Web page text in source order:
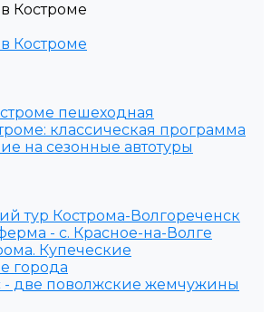
Костроме
Костроме
пешеходная
классическая программа
на сезонные автотуры
тур Кострома-Волгореченск
- с. Красное-на-Волге
Купеческие
города
- две поволжские жемчужины